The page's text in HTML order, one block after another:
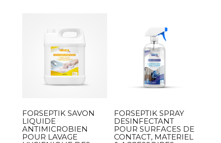
FORSEPTIK SAVON
LIQUIDE
ANTIMICROBIEN
POUR LAVAGE
FORSEPTIK SPRAY
DESINFECTANT
POUR SURFACES DE
CONTACT, MATERIEL